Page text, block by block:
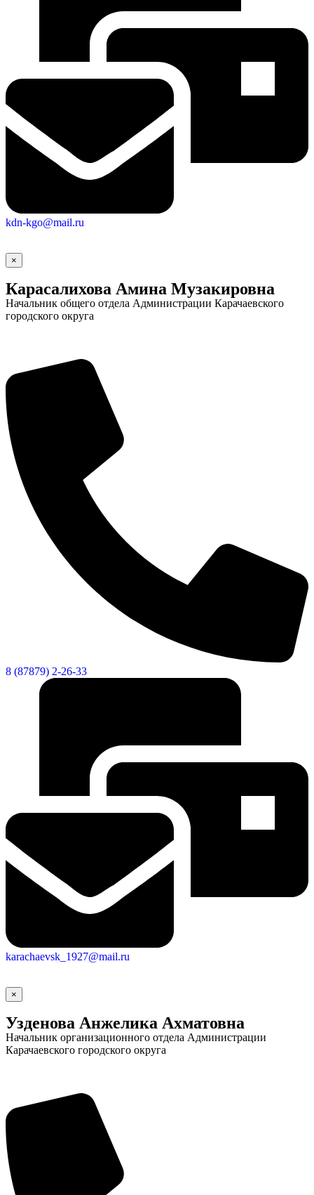
Городская Среда
kdn-kgo@mail.ru
×
Карасалихова Амина Музакировна
Начальник общего отдела Администрации Карачаевского
городского округа
8 (87879) 2-26-33
karachaevsk_1927@mail.ru
×
Узденова Анжелика Ахматовна
Начальник организационного отдела Администрации
Карачаевского городского округа